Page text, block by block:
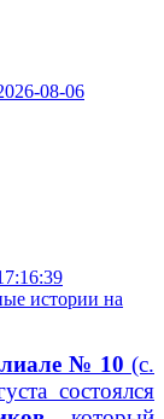
08-06
истории на
№ 10 (с.
состоялся